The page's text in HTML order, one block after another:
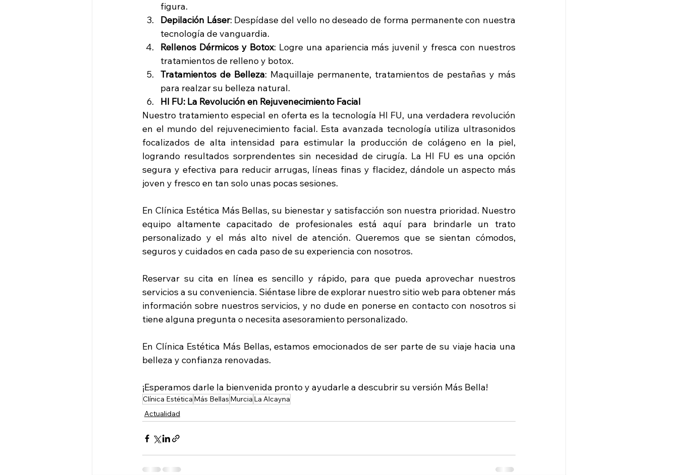
figura.
Depilación Láser: Despídase del vello no deseado de forma permanente con nuestra
tecnología de vanguardia.
Rellenos Dérmicos y Botox: Logre una apariencia más juvenil y fresca con nuestros
tratamientos de relleno y botox.
Tratamientos de Belleza: Maquillaje permanente, tratamientos de pestañas y más
para realzar su belleza natural.
HI FU: La Revolución en Rejuvenecimiento Facial
Nuestro tratamiento especial en oferta es la tecnología HI FU, una verdadera revolución
en el mundo del rejuvenecimiento facial. Esta avanzada tecnología utiliza ultrasonidos
focalizados de alta intensidad para estimular la producción de colágeno en la piel,
logrando resultados sorprendentes sin necesidad de cirugía. La HI FU es una opción
segura y efectiva para reducir arrugas, líneas finas y flacidez, dándole un aspecto más
joven y fresco en tan solo unas pocas sesiones.
En Clínica Estética Más Bellas, su bienestar y satisfacción son nuestra prioridad. Nuestro
equipo altamente capacitado de profesionales está aquí para brindarle un trato
personalizado y el más alto nivel de atención. Queremos que se sientan cómodos,
seguros y cuidados en cada paso de su experiencia con nosotros.
Reservar su cita en línea es sencillo y rápido, para que pueda aprovechar nuestros
servicios a su conveniencia. Siéntase libre de explorar nuestro sitio web para obtener más
información sobre nuestros servicios, y no dude en ponerse en contacto con nosotros si
tiene alguna pregunta o necesita asesoramiento personalizado.
En Clínica Estética Más Bellas, estamos emocionados de ser parte de su viaje hacia una
belleza y confianza renovadas.
¡Esperamos darle la bienvenida pronto y ayudarle a descubrir su versión Más Bella!
Clínica Estética Más Bellas Murcia La Alcayna
Actualidad